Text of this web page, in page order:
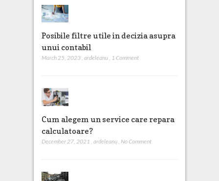
Posibile filtre utile in decizia asupra
unui contabil
March 25, 2023, ardeleanu, 1 Comment
Cum alegem un service care repara
calculatoare?
December 27, 2021 ardeleanu No Comment